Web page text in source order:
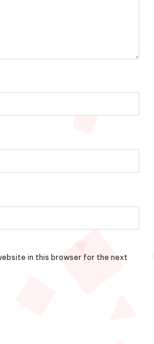
in this browser for the next